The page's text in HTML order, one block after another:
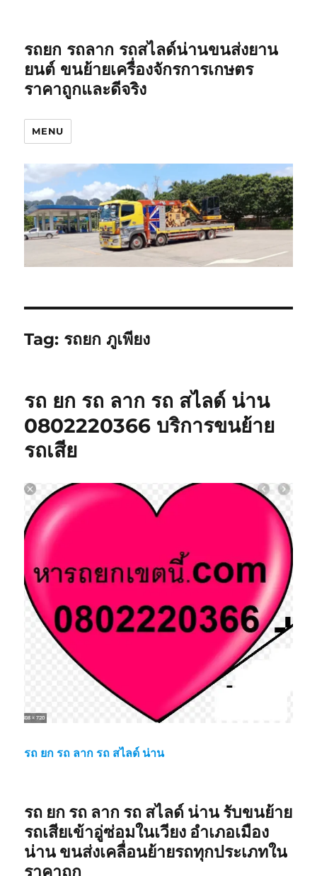
รถยก รถลาก รถสไลด์น่านขนส่งยาน
ยนต์ ขนย้ายเครื่องจักรการเกษตร
ราคาถูกและดีจริง
MENU
Tag: รถยก ภูเพียง
รถ ยก รถ ลาก รถ สไลด์ น่าน
0802220366 บริการขนย้าย
รถเสีย
รถ ยก รถ ลาก รถ สไลด์ น่าน
รถ ยก รถ ลาก รถ สไลด์ น่าน รับขนย้าย
รถเสียเข้าอู่ซ่อมในเวียง อำเภอเมือง
น่าน ขนส่งเคลื่อนย้ายรถทุกประเภทใน
ราคาถูก